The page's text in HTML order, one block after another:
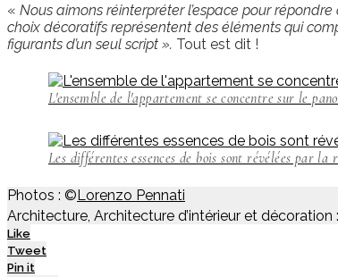
« Nous aimons réinterpréter l’espace pour
choix décoratifs représentent des éléments qui
figurants d’un seul script ». Tout est dit !
L'ensemble de l'appartement se concentre sur le
Les différentes essences de bois sont révélées par
Photos : ©Lorenzo Pennati
Architecture, Architecture d’intérieur et décoration :
Like
Tweet
Pin it